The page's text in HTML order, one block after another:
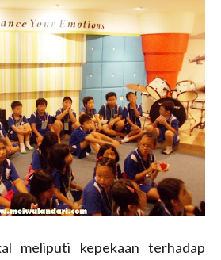
meliputi kepekaan terhadap